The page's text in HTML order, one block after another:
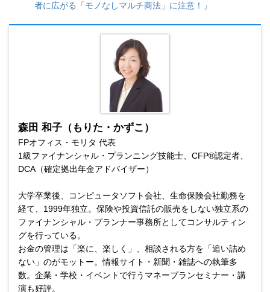
者に広がる「モノなしマルチ商法」に注意！」
森田 和子（もりた・かずこ）
FPオフィス・モリタ 代表
1級ファイナンシャル・プランニング技能士、CFP®認定者、
DCA（確定拠出年金アドバイザー）
大学卒業後、コンピュータソフト会社、生命保険会社勤務を
経て、1999年独立。保険や投資信託の販売をしない独立系の
ファイナンシャル・プランナー事務所としてコンサルティン
グを行っている。
お金の管理は「楽に、楽しく」、相談される方を「追い詰め
ない」のがモットー。情報サイト・新聞・雑誌への執筆多
数。企業・学校・イベントで行うマネープランセミナー・講
演も好評。